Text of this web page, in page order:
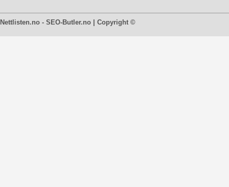
Nettlisten.no - SEO-Butler.no | Copyright ©